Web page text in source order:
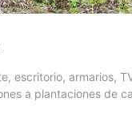
escritorio, armarios,
a plantaciones